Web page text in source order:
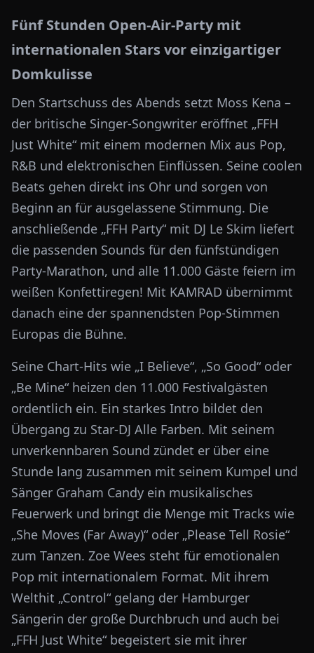
Fünf Stunden Open-Air-Party mit
internationalen Stars vor einzigartiger
Domkulisse
Den Startschuss des Abends setzt Moss Kena –
der britische Singer-Songwriter eröffnet „FFH
Just White“ mit einem modernen Mix aus Pop,
R&B und elektronischen Einflüssen. Seine coolen
Beats gehen direkt ins Ohr und sorgen von
Beginn an für ausgelassene Stimmung. Die
anschließende „FFH Party“ mit DJ Le Skim liefert
die passenden Sounds für den fünfstündigen
Party-Marathon, und alle 11.000 Gäste feiern im
weißen Konfettiregen! Mit KAMRAD übernimmt
danach eine der spannendsten Pop-Stimmen
Europas die Bühne.
Seine Chart-Hits wie „I Believe“, „So Good“ oder
„Be Mine“ heizen den 11.000 Festivalgästen
ordentlich ein. Ein starkes Intro bildet den
Übergang zu Star-DJ Alle Farben. Mit seinem
unverkennbaren Sound zündet er über eine
Stunde lang zusammen mit seinem Kumpel und
Sänger Graham Candy ein musikalisches
Feuerwerk und bringt die Menge mit Tracks wie
„She Moves (Far Away)“ oder „Please Tell Rosie“
zum Tanzen. Zoe Wees steht für emotionalen
Pop mit internationalem Format. Mit ihrem
Welthit „Control“ gelang der Hamburger
Sängerin der große Durchbruch und auch bei
„FFH Just White“ begeistert sie mit ihrer